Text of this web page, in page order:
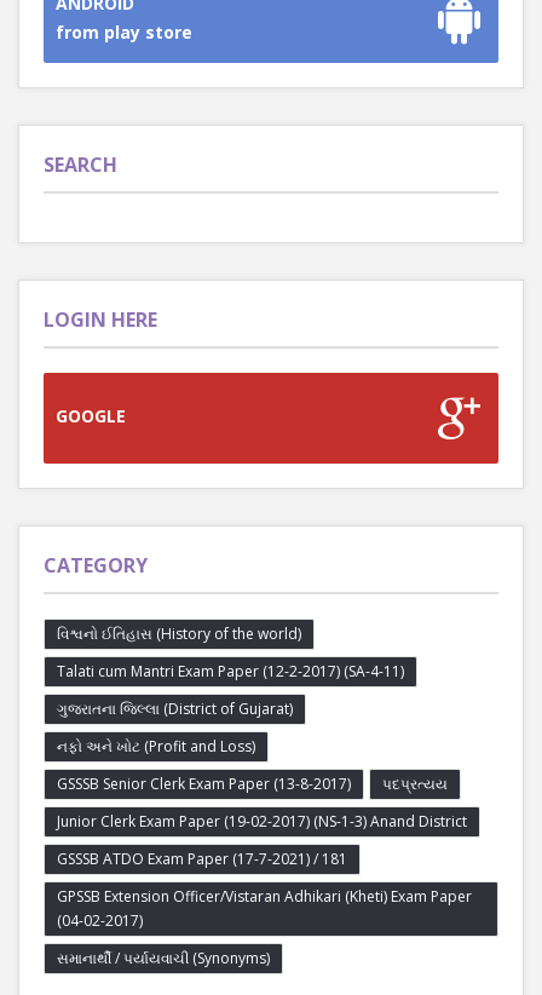
from play store
SEARCH
LOGIN HERE
GOOGLE
CATEGORY
વિશ્વનો ઈતિહાસ (History of the world)
Talati cum Mantri Exam Paper (12-2-2017) (SA-4-11)
ગુજરાતના જિલ્લા (District of Gujarat)
નફો અને ખોટ (Profit and Loss)
GSSSB Senior Clerk Exam Paper (13-8-2017)
પદપ્રત્યય
Junior Clerk Exam Paper (19-02-2017) (NS-1-3) Anand District
GSSSB ATDO Exam Paper (17-7-2021) / 181
GPSSB Extension Officer/Vistaran Adhikari (Kheti) Exam Paper
(04-02-2017)
સમાનાર્થી / પર્યાયવાચી (Synonyms)